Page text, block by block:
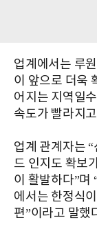
업계에서는 루
이 앞으로 더욱
어지는 지역일
속도가 빨라지
업계 관계자는
드 인지도 확보
이 활발하다”며
에서는 한정식
편”이라고 말했